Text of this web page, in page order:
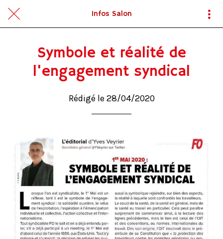
Infos Salon
Symbole et réalité de
l'engagement syndical
Rédigé le 28/04/2020